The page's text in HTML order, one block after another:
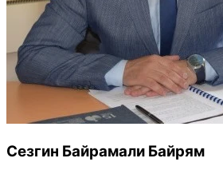
Сезгин Байрамали Байрям